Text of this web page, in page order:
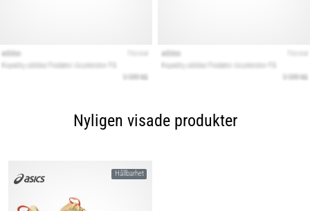
Nyligen visade produkter
Hållbarhet